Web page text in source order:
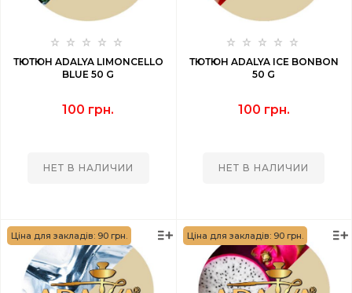
ТЮТЮН ADALYA LIMONCELLO
BLUE 50 G
100 грн.
НЕТ В НАЛИЧИИ
ТЮТЮН ADALYA ICE BONBON
50 G
100 грн.
НЕТ В НАЛИЧИИ
Ціна для закладів: 90 грн. Ціна для закладів: 90 грн.